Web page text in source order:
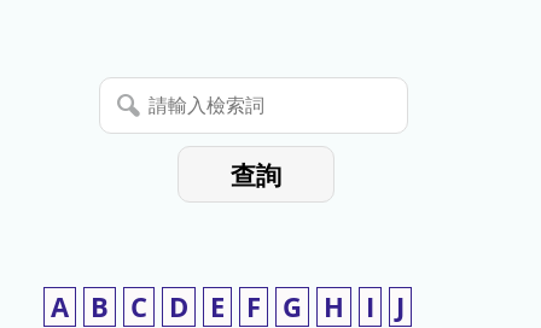
暫
停
請
輸
查詢
A B C D E F G H I
J